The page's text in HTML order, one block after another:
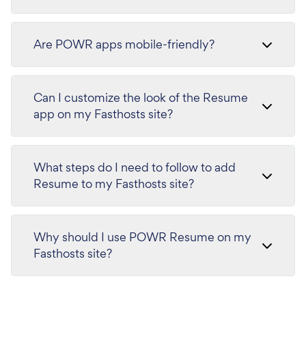
Are POWR apps mobile-friendly?
Can I customize the look of the Resume
app on my Fasthosts site?
What steps do I need to follow to add
Resume to my Fasthosts site?
Why should I use POWR Resume on my
Fasthosts site?